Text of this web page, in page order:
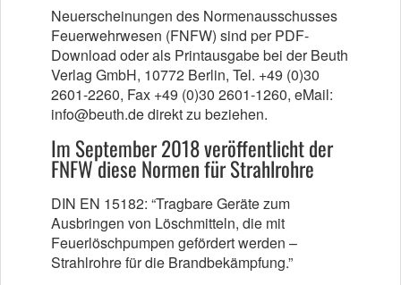
Neuerscheinungen des Normenausschusses
Feuerwehrwesen (FNFW) sind per PDF-
Download oder als Printausgabe bei der Beuth
Verlag GmbH, 10772 Berlin, Tel. +49 (0)30
2601-2260, Fax +49 (0)30 2601-1260, eMail:
info@beuth.de direkt zu beziehen.
Im September 2018 veröffentlicht der
FNFW diese Normen für Strahlrohre
DIN EN 15182: “Tragbare Geräte zum
Ausbringen von Löschmitteln, die mit
Feuerlöschpumpen gefördert werden –
Strahlrohre für die Brandbekämpfung.”